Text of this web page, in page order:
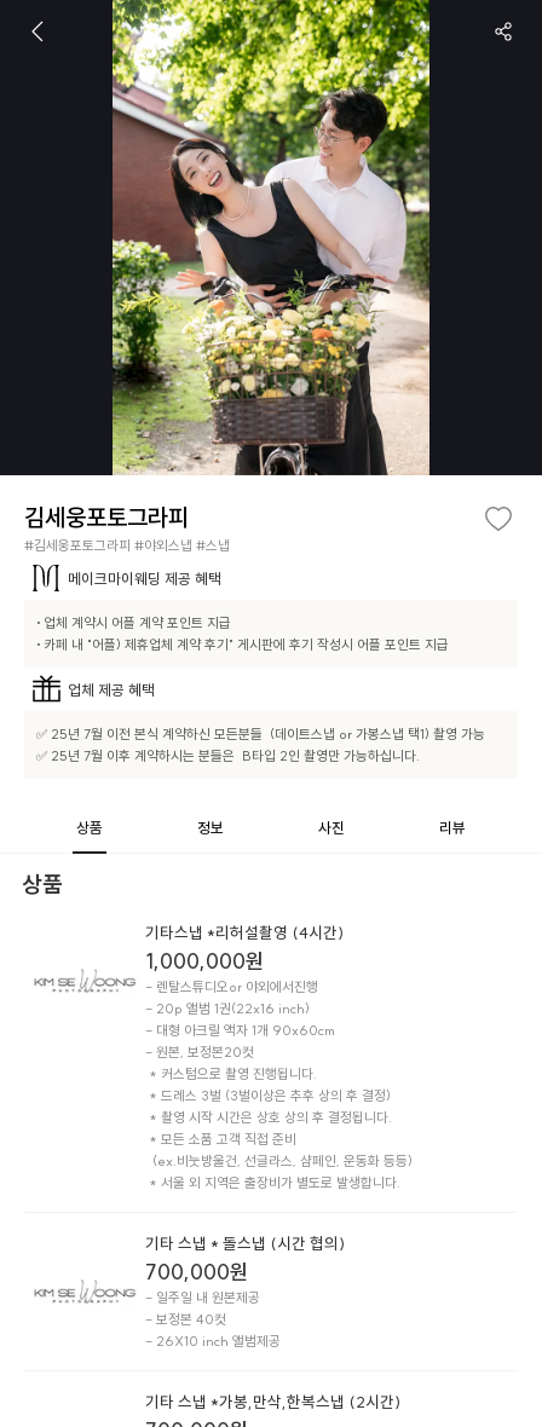
김세웅포토그라피
#김세웅포토그라피 #야외스냅 #스냅
메이크마이웨딩 제공 혜택
• 업체 계약시 어플 계약 포인트 지급
• 카페 내 "어플) 제휴업체 계약 후기" 게시판에 후기 작성시 어플 포인트 지급
업체 제공 혜택
✅ 25년 7월 이전 본식 계약하신 모든분들  (데이트스냅 or 가봉스냅 택1) 촬영 가능
✅ 25년 7월 이후 계약하시는 분들은  B타입 2인 촬영만 가능하십니다.
상품 정보 사진 리뷰
상품
기타스냅 *리허설촬영 (4시간)
1,000,000원
- 렌탈스튜디오or 야외에서진행
- 20p 앨범 1권(22x16 inch)
- 대형 아크릴 액자 1개 90x60cm
- 원본, 보정본20컷
​ * 서울 외 지역은 출장비가 별도로 발생합니다.
기타 스냅 * 돌스냅 (시간 협의)
700,000원
- 일주일 내 원본제공
- 보정본 40컷
- 26X10 inch 앨범제공
기타 스냅 *가봉,만삭,한복스냅 (2시간)